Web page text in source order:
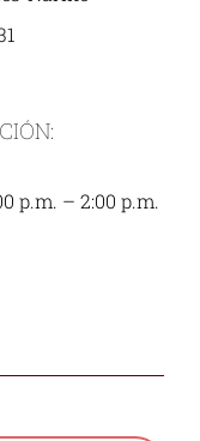
p.m. – 2:00 p.m.